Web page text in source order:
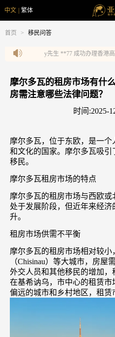
中文 繁体
首页 > 移民问答
y先生 **77 成功办理香港
摩尔多瓦的租房市场有什
房需注意哪些法律问题？
时间:2025-
摩尔多瓦，位于东欧，是一
和文化的国家。摩尔多瓦吸
移民。
摩尔多瓦租房市场的特点
摩尔多瓦的租房市场与西欧
处于发展阶段，但近年来经
升。
租房市场供需不平衡
摩尔多瓦的租房市场相对较
（Chisinau）等大城市，房屋
外交人员和其他移民的增加
在基希讷乌，市中心的租赁
偏远的城市和乡村地区，租赁